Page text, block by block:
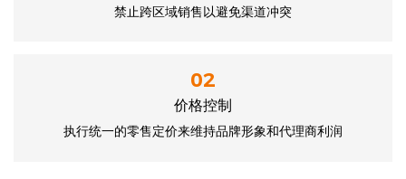
禁止跨区域销售以避免渠道冲突
02
价格控制
执行统一的零售定价来维持品牌形象和代理商利润